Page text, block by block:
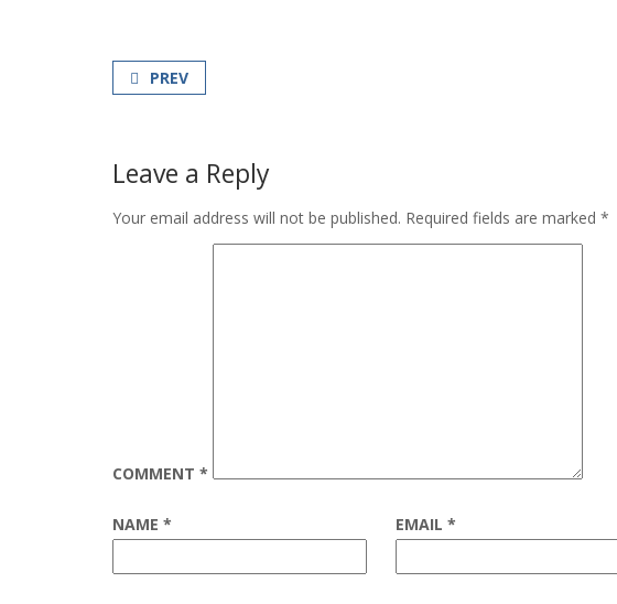
PREV
Leave a Reply
Your email address will not be published. Required fields are marked *
COMMENT *
NAME * EMAIL *